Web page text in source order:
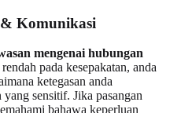
Komunikasi
mengenai hubungan
pada kesepakatan, anda
ketegasan anda
sensitif. Jika pasangan
bahawa keperluan